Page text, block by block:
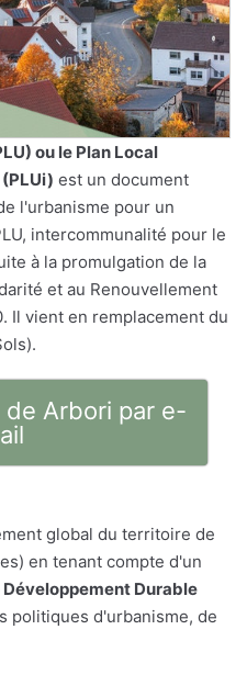
ou le Plan Local
est un document
l'urbanisme pour un
intercommunalité pour le
à la promulgation de la
et au Renouvellement
Il vient en remplacement du
Arbori par e-
global du territoire de
en tenant compte d'un
Durable
politiques d'urbanisme, de